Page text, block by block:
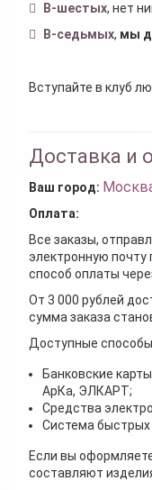
В-шестых, нет
В-седьмых, мы
Вступайте в клуб
Доставка и
Ваш город:
Оплата:
Все заказы,
электронную
способ оплаты
От 3 000 рублей
сумма заказа
Доступные
Банковские
АрКа, ЭЛКАРТ;
Средства
Система быстрых
Если вы
составляют